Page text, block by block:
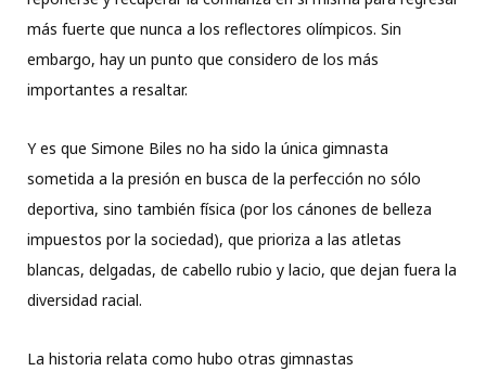
más fuerte que nunca a los reflectores olímpicos. Sin
embargo, hay un punto que considero de los más
importantes a resaltar.
Y es que Simone Biles no ha sido la única gimnasta
sometida a la presión en busca de la perfección no sólo
deportiva, sino también física (por los cánones de belleza
impuestos por la sociedad), que prioriza a las atletas
blancas, delgadas, de cabello rubio y lacio, que dejan fuera la
diversidad racial.
La historia relata como hubo otras gimnastas